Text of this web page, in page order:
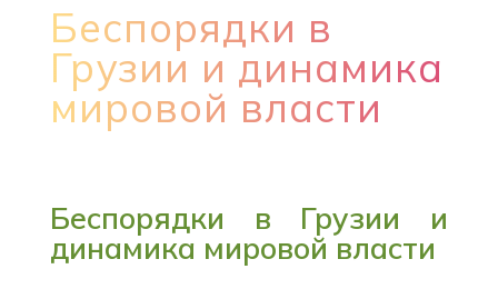
Беспорядки в
Грузии и динамика
мировой власти
Беспорядки в Грузии и
динамика мировой власти